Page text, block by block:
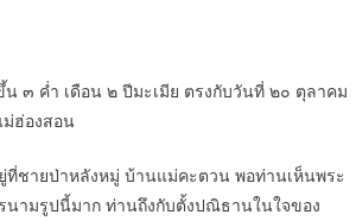
๓ ค่ำ เดือน ๒ ปีมะเมีย ตรงกับวันที่ ๒๐ ตุลาคม
ฮ่องสอน
ชายป่าหลังหมู่ บ้านแม่คะตวน พอท่านเห็นพระ
นามรูปนี้มาก ท่านถึงกับตั้งปณิธานในใจของ